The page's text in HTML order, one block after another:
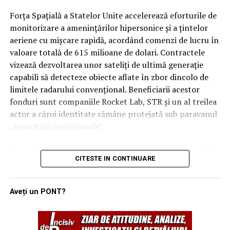
Rămâne de văzut dacă, în cazul unui atac iminent din
partea proxy-urilor Teheranului, Ankara și Islamabadul
vor interveni militar pentru a proteja regatul saudit,
transformând semnăturile de astăzi într-o realitate
operativă.
Forța Spațială a Statelor Unite accelerează eforturile de
monitorizare a amenințărilor hipersonice și a țintelor
aeriene cu mișcare rapidă, acordând comenzi de lucru în
valoare totală de 615 milioane de dolari. Contractele
vizează dezvoltarea unor sateliți de ultimă generație
capabili să detecteze obiecte aflate în zbor dincolo de
limitele radarului convențional. Beneficiarii acestor
fonduri sunt companiile Rocket Lab, STR și un al treilea
actor a cărui identitate rămâne protejată sub paravanul
„securității operaționale”.
Această rundă de finanțare reprezintă o etapă esențială
în programul SB-AMTI (Space-Based Airborne Moving
lansat în luna aprilie a acestui an. Inițiativa este
gestionată de biroul de portofoliu pentru detecție și
țintire spațială, având ca scop final crearea unei rețele
de senzori orbitali care să elimine „zonele oarbe” în fața
CITESTE IN CONTINUARE
Aveți un PONT?